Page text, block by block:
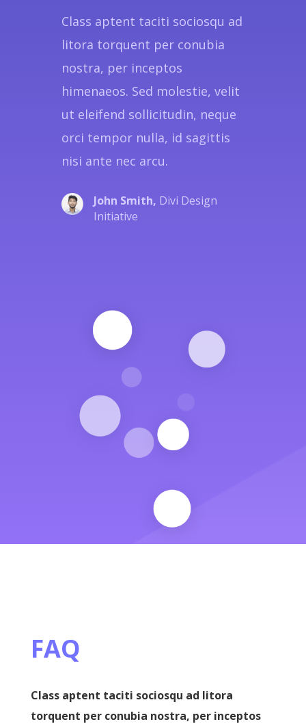
Class aptent taciti sociosqu ad
litora torquent per conubia
nostra, per inceptos
himenaeos. Sed molestie, velit
ut eleifend sollicitudin, neque
orci tempor nulla, id sagittis
nisi ante nec arcu.
John Smith, Divi Design
Initiative
FAQ
Class aptent taciti sociosqu ad litora
torquent per conubia nostra, per inceptos